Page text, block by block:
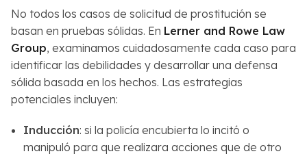
No todos los casos de solicitud de prostitución se
basan en pruebas sólidas. En Lerner and Rowe Law
Group, examinamos cuidadosamente cada caso para
identificar las debilidades y desarrollar una defensa
sólida basada en los hechos. Las estrategias
potenciales incluyen:
Inducción: si la policía encubierta lo incitó o
manipuló para que realizara acciones que de otro